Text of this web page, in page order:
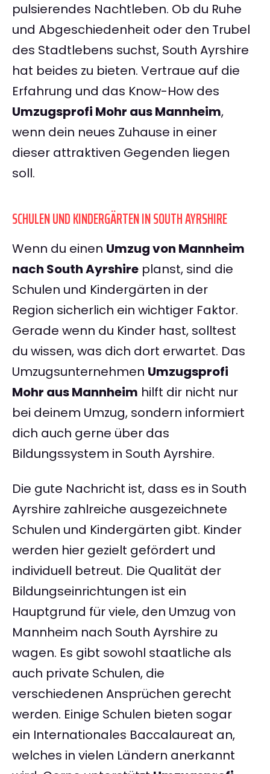
pulsierendes Nachtleben. Ob du Ruhe
und Abgeschiedenheit oder den Trubel
des Stadtlebens suchst, South Ayrshire
hat beides zu bieten. Vertraue auf die
Erfahrung und das Know-How des
Umzugsprofi Mohr aus Mannheim,
wenn dein neues Zuhause in einer
dieser attraktiven Gegenden liegen
soll.
SCHULEN UND KINDERGÄRTEN IN SOUTH AYRSHIRE
Wenn du einen Umzug von Mannheim
nach South Ayrshire planst, sind die
Schulen und Kindergärten in der
Region sicherlich ein wichtiger Faktor.
Gerade wenn du Kinder hast, solltest
du wissen, was dich dort erwartet. Das
Umzugsunternehmen Umzugsprofi
Mohr aus Mannheim hilft dir nicht nur
bei deinem Umzug, sondern informiert
dich auch gerne über das
Bildungssystem in South Ayrshire.
Die gute Nachricht ist, dass es in South
Ayrshire zahlreiche ausgezeichnete
Schulen und Kindergärten gibt. Kinder
werden hier gezielt gefördert und
individuell betreut. Die Qualität der
Bildungseinrichtungen ist ein
Hauptgrund für viele, den Umzug von
Mannheim nach South Ayrshire zu
wagen. Es gibt sowohl staatliche als
auch private Schulen, die
verschiedenen Ansprüchen gerecht
werden. Einige Schulen bieten sogar
ein Internationales Baccalaureat an,
welches in vielen Ländern anerkannt